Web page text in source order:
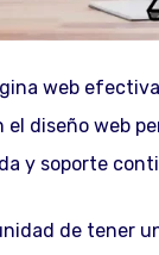
web
diseño web
y soporte
de tener